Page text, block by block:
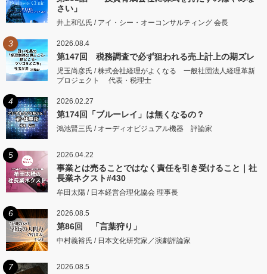
さい」
井上和弘氏 / アイ・シー・オーコンサルティング 会長
3 2026.08.4
第147回 税務調査で必ず狙われる売上計上の期ズレ
児玉尚彦氏 / 株式会社経理がよくなる 一般社団法人経理革新
プロジェクト 代表・税理士
4 2026.02.27
第174回「ブルーレイ」は無くなるの？
鴻池賢三氏 / オーディオビジュアル機器 評論家
5 2026.04.22
事業とは売ることではなく責任を引き受けること｜社
長業ネクスト#430
牟田太陽 / 日本経営合理化協会 理事長
6 2026.08.5
第86回 「言葉狩り」
中村義裕氏 / 日本文化研究家／演劇評論家
7 2026.08.5